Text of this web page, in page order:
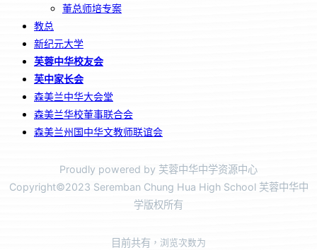
董总师培专案
教总
新纪元大学
芙蓉中华校友会
芙中家长会
森美兰中华大会堂
森美兰华校董事联合会
森美兰州国中华文教师联谊会
Proudly powered by 芙蓉中华中学资源中心
Copyright©2023 Seremban Chung Hua High School 芙蓉中华中
学版权所有
目前共有 ，浏览次数为